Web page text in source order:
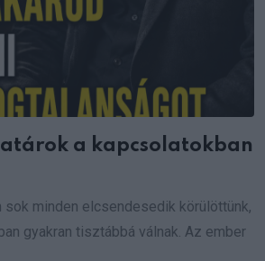
a kapcsolatokban
sok minden elcsendesedik körülöttünk,
gyakran tisztábbá válnak. Az ember